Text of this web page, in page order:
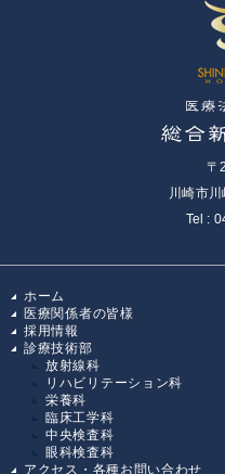
〒
川崎市
Tel :
ホーム
医療関係者の皆様
採用情報
診療技術部
放射線科
リハビリテーション科
栄養科
臨床工学科
中央検査科
眼科検査科
アクセス・各種お問い合わせ